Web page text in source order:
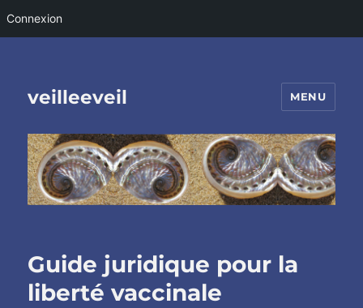
Connexion
veilleeveil MENU
Guide juridique pour la
liberté vaccinale